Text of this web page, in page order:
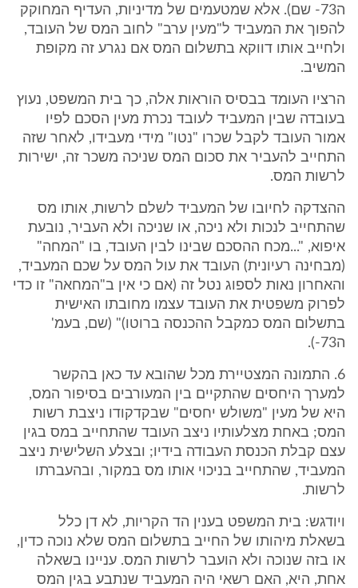
ה73- שם). אלא שמטעמים של מדיניות, העדיף המחוקק
להפוך את המעביד ל"מעין ערב" לחוב המס של העובד,
ולחייב אותו דווקא בתשלום המס אם נגרע זה מקופת
המשיב.
הרציו העומד בבסיס הוראות אלה, כך בית המשפט, נעוץ
בעובדה שבין המעביד לעובד נכרת מעין הסכם לפיו
אמור העובד לקבל שכרו "נטו" מידי מעבידו, לאחר שזה
התחייב להעביר את סכום המס שניכה משכר זה, ישירות
לרשות המס.
ההצדקה לחיובו של המעביד לשלם לרשות, אותו מס
שהתחייב לנכות ולא ניכה, או שניכה ולא העביר, נובעת
איפוא, "...מכח ההסכם שבינו לבין העובד, בו "המחה"
(מבחינה רעיונית) העובד את עול המס על שכם המעביד,
והאחרון נאות לספוג נטל זה (אם כי אין ב"המחאה" זו כדי
לפרוק משפטית את העובד עצמו מחובתו האישית
בתשלום המס כמקבל ההכנסה ברוטו)" (שם, בעמ'
ה73-).
6. התמונה המצטיירת מכל שהובא עד כאן בהקשר
למערך היחסים שהתקיים בין המעורבים בסיפור המס,
היא של מעין "משולש יחסים" שבקדקודו ניצבת רשות
המס; באחת מצלעותיו ניצב העובד שהתחייב במס בגין
עצם קבלת הכנסת העבודה בידיו; ובצלע השלישית ניצב
המעביד, שהתחייב בניכוי אותו מס במקור, ובהעברתו
לרשות.
ויודגש: בית המשפט בענין הד הקריות, לא דן כלל
בשאלת מיהותו של החייב בתשלום המס שלא נוכה כדין,
או בזה שנוכה ולא הועבר לרשות המס. עניינו בשאלה
אחת, היא, האם רשאי היה המעביד שנתבע בגין המס